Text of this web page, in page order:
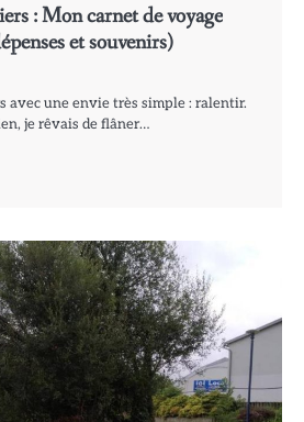
: Mon carnet de voyage
et souvenirs)
avec une envie très simple : ralentir.
je rêvais de flâner…